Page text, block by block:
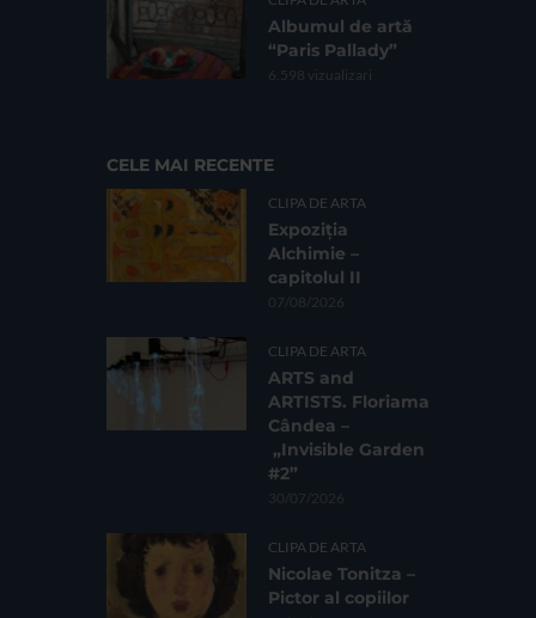
Albumul de artă
“Paris Pallady”
6.598 vizualizari
CELE MAI RECENTE
CLIPA DE ARTA
Expoziția
Alchimie –
capitolul II
07/08/2026
CLIPA DE ARTA
ARTS and
ARTISTS. Floriama
Cândea –
„Invisible Garden
#2”
30/07/2026
CLIPA DE ARTA
Nicolae Tonitza –
Pictor al copiilor